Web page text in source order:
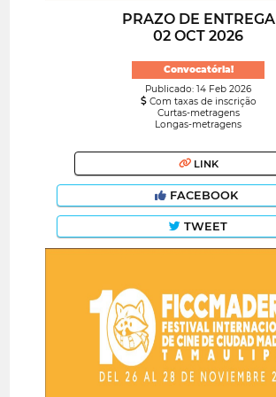
PRAZO DE ENTREGA
02 OCT 2026
Convocatória!
Publicado: 14 Feb 2026
Com taxas de inscrição
Curtas-metragens
Longas-metragens
LINK
FACEBOOK
TWEET